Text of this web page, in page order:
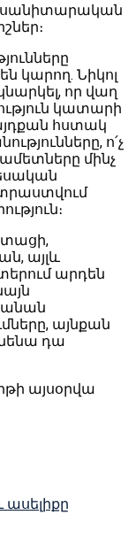
սանիտարական
կարող. Նիկոլ
որ վաղ
կատարի
հստակ
ո՛չ
մինչ
այլև
արդեն
այնքան
դա
այսօրվա